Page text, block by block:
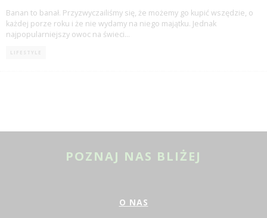
Banan to banał. Przyzwyczailiśmy się, że możemy go kupić wszędzie, o
każdej porze roku i że nie wydamy na niego majątku. Jednak
najpopularniejszy owoc na świeci...
LIFESTYLE
POZNAJ NAS BLIŻEJ
O NAS